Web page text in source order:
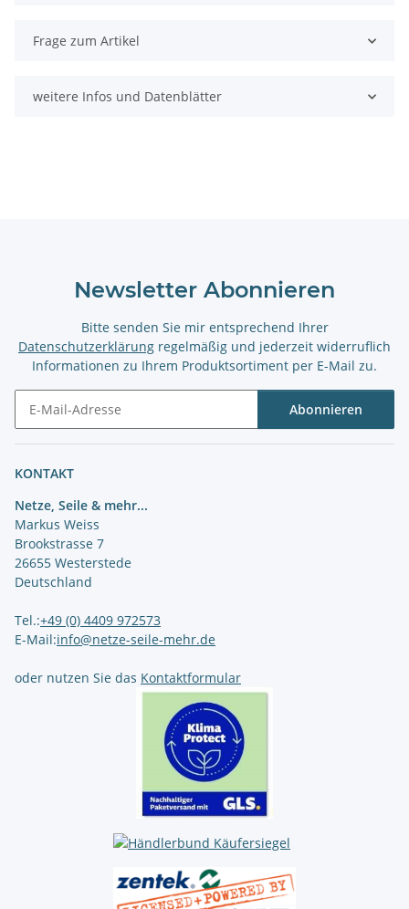
Frage zum Artikel
weitere Infos und Datenblätter
Newsletter Abonnieren
Bitte senden Sie mir entsprechend Ihrer
Datenschutzerklärung regelmäßig und jederzeit widerruflich
Informationen zu Ihrem Produktsortiment per E-Mail zu.
Abonnieren
KONTAKT
Netze, Seile & mehr...
Markus Weiss
Brookstrasse 7
26655 Westerstede
Deutschland
Tel.:+49 (0) 4409 972573
E-Mail:info@netze-seile-mehr.de
oder nutzen Sie das Kontaktformular